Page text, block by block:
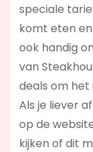
speciale
komt eten
ook handig
van
deals om
Als je liever
op de
kijken of dit